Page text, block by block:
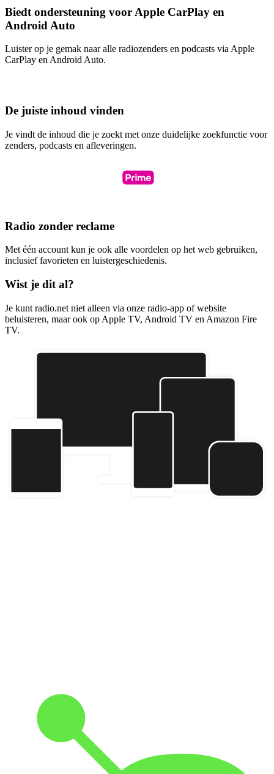
Biedt ondersteuning voor Apple CarPlay en
Android Auto
Luister op je gemak naar alle radiozenders en podcasts via Apple
CarPlay en Android Auto.
De juiste inhoud vinden
Je vindt de inhoud die je zoekt met onze duidelijke zoekfunctie voor
zenders, podcasts en afleveringen.
Radio zonder reclame
Met één account kun je ook alle voordelen op het web gebruiken,
inclusief favorieten en luistergeschiedenis.
Wist je dit al?
Je kunt radio.net niet alleen via onze radio-app of website
beluisteren, maar ook op Apple TV, Android TV en Amazon Fire
TV.